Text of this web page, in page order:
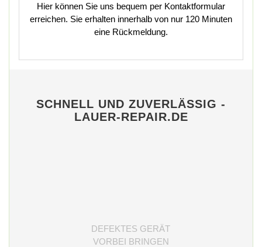
Hier können Sie uns bequem per Kontaktformular
erreichen. Sie erhalten innerhalb von nur 120 Minuten
eine Rückmeldung.
SCHNELL UND ZUVERLÄSSIG -
LAUER-REPAIR.DE
DEFEKTES GERÄT
VORBEI BRINGEN